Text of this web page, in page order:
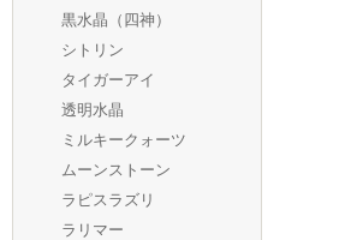
黒水晶（四神）
シトリン
タイガーアイ
透明水晶
ミルキークォーツ
ムーンストーン
ラピスラズリ
ラリマー